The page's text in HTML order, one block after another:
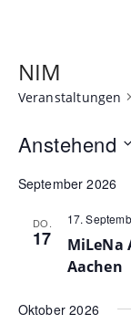
NIM
Veranstaltungen
Anstehend
wählen.
September 2026
DO.
17
17.
MiLeNa
Aachen
Oktober 2026